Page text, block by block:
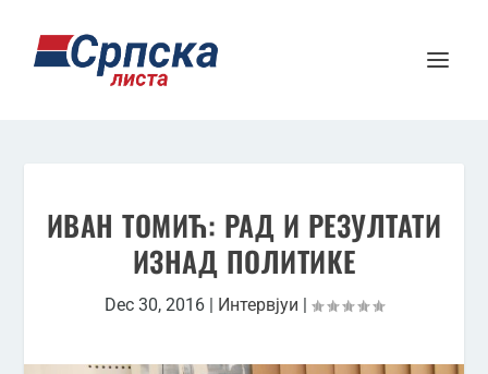
ИВАН ТОМИЋ: РАД И РЕЗУЛТАТИ
ИЗНАД ПОЛИТИКЕ
Dec 30, 2016 | Интервјуи |